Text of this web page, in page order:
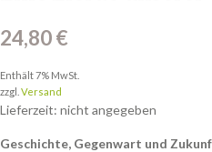
24,80€
Enthält 7% MwSt.
zzgl. Versand
Lieferzeit: nicht angegeben
Geschichte, Gegenwart und